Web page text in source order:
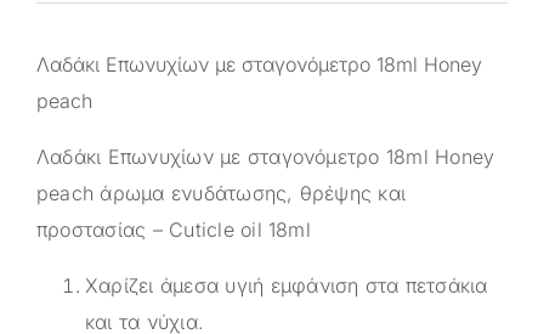
Λαδάκι Επωνυχίων με σταγονόμετρο 18ml Honey
peach
Λαδάκι Επωνυχίων με σταγονόμετρο 18ml Honey
peach άρωμα ενυδάτωσης, θρέψης και
προστασίας – Cuticle oil 18ml
Χαρίζει άμεσα υγιή εμφάνιση στα πετσάκια
και τα νύχια.